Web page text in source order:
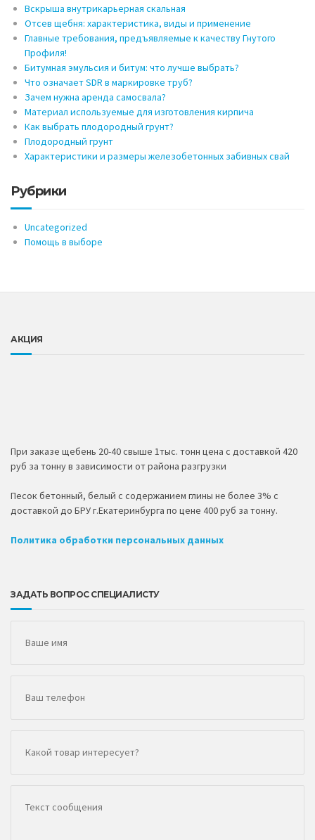
Вскрыша внутрикарьерная скальная
Отсев щебня: характеристика, виды и применение
Главные требования, предъявляемые к качеству Гнутого
Профиля!
Битумная эмульсия и битум: что лучше выбрать?
Что означает SDR в маркировке труб?
Зачем нужна аренда самосвала?
Материал используемые для изготовления кирпича
Как выбрать плодородный грунт?
Плодородный грунт
Характеристики и размеры железобетонных забивных свай
Рубрики
Uncategorized
Помощь в выборе
АКЦИЯ
При заказе щебень 20-40 свыше 1тыс. тонн цена с доставкой 420
руб за тонну в зависимости от района разгрузки
Песок бетонный, белый с содержанием глины не более 3% с
доставкой до БРУ г.Екатеринбурга по цене 400 руб за тонну.
Политика обработки персональных данных
ЗАДАТЬ ВОПРОС СПЕЦИАЛИСТУ